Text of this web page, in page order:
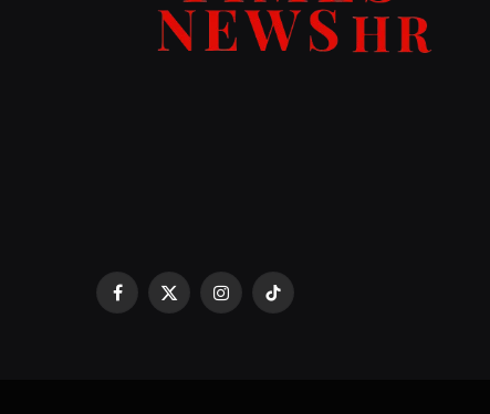
Facebook
X
Instagram
TikTok